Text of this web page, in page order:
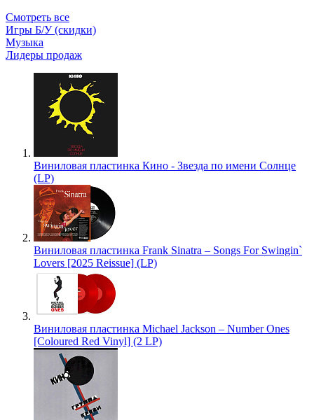
Смотреть все
Игры Б/У (скидки)
Музыка
Лидеры продаж
Виниловая пластинка Кино - Звезда по имени Солнце
(LP)
Виниловая пластинка Frank Sinatra – Songs For Swingin`
Lovers [2025 Reissue] (LP)
Виниловая пластинка Michael Jackson – Number Ones
[Coloured Red Vinyl] (2 LP)